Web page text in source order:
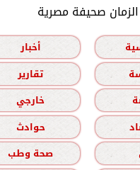
الزمان صحيفة مصرية
أخبار
تقارير
خارجي
حوادث
صحة وطب